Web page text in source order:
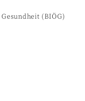
(BIÖG)